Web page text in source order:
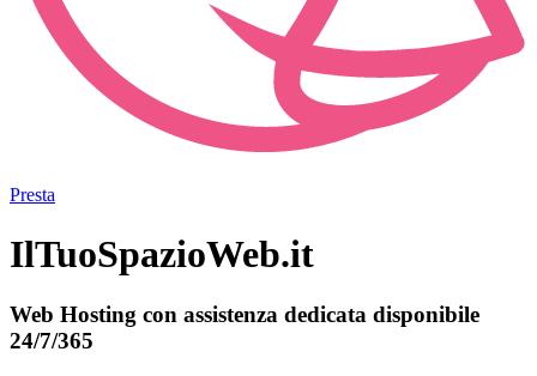
Presta
IlTuoSpazioWeb.it
Web Hosting con assistenza dedicata disponibile
24/7/365